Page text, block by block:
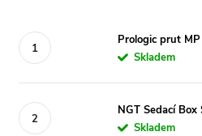
Prologic prut
Skladem
NGT Sedací Box
Skladem